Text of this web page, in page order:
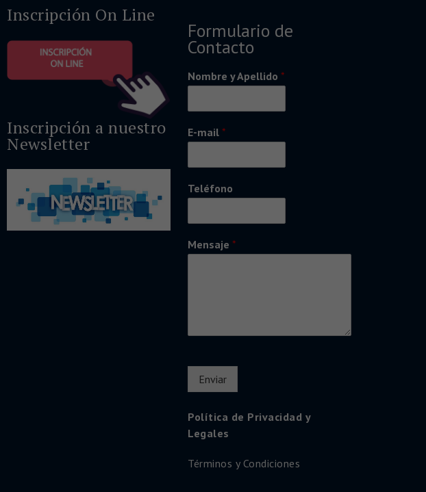
Inscripción On Line
Inscripción a nuestro
Newsletter
Formulario de
Contacto
Nombre y Apellido *
E-mail *
Teléfono
Mensaje *
Enviar
Política de Privacidad y
Legales
Términos y Condiciones